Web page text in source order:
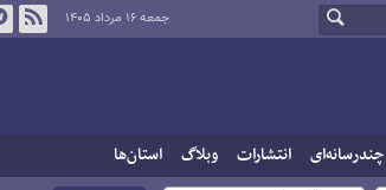
جمعه ۱۶ مرداد ۱۴۰۵
چندرسانه‌ای انتشارات وبلاگ استان‌ها